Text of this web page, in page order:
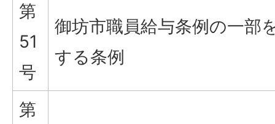
第
51
号
御坊市職員給与条例の一部
する条例
第